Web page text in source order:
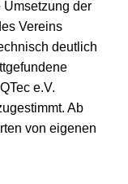
der
Vereins
deutlich
e.V.
Ab
von eigenen